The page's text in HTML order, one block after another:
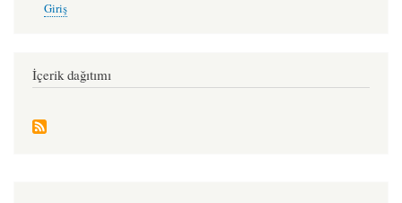
şakiraccount
Giriş
İçerik dağıtımı